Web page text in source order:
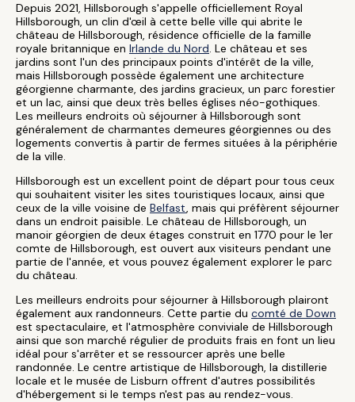
Depuis 2021, Hillsborough s'appelle officiellement Royal
Hillsborough, un clin d'œil à cette belle ville qui abrite le
château de Hillsborough, résidence officielle de la famille
royale britannique en Irlande du Nord. Le château et ses
jardins sont l'un des principaux points d'intérêt de la ville,
mais Hillsborough possède également une architecture
géorgienne charmante, des jardins gracieux, un parc forestier
et un lac, ainsi que deux très belles églises néo-gothiques.
Les meilleurs endroits où séjourner à Hillsborough sont
généralement de charmantes demeures géorgiennes ou des
logements convertis à partir de fermes situées à la périphérie
de la ville.
Hillsborough est un excellent point de départ pour tous ceux
qui souhaitent visiter les sites touristiques locaux, ainsi que
ceux de la ville voisine de Belfast, mais qui préfèrent séjourner
dans un endroit paisible. Le château de Hillsborough, un
manoir géorgien de deux étages construit en 1770 pour le 1er
comte de Hillsborough, est ouvert aux visiteurs pendant une
partie de l'année, et vous pouvez également explorer le parc
du château.
Les meilleurs endroits pour séjourner à Hillsborough plairont
également aux randonneurs. Cette partie du comté de Down
est spectaculaire, et l'atmosphère conviviale de Hillsborough
ainsi que son marché régulier de produits frais en font un lieu
idéal pour s'arrêter et se ressourcer après une belle
randonnée. Le centre artistique de Hillsborough, la distillerie
locale et le musée de Lisburn offrent d'autres possibilités
d'hébergement si le temps n'est pas au rendez-vous.